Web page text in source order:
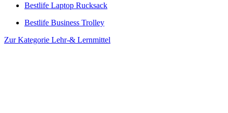
Bestlife Laptop Rucksack
Bestlife Business Trolley
Zur Kategorie Lehr-& Lernmittel